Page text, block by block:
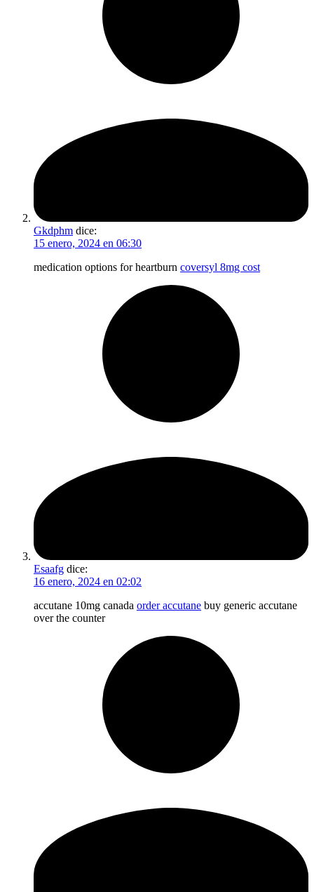
Gkdphm dice:
15 enero, 2024 en 06:30
medication options for heartburn coversyl 8mg cost
Esaafg dice:
16 enero, 2024 en 02:02
accutane 10mg canada order accutane buy generic accutane
over the counter